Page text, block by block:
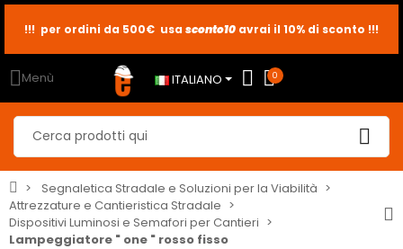
sconto2
sconto5
sconto10
Menù ITALIANO 0
Segnaletica Stradale e Soluzioni per la Viabilità
Attrezzature e Cantieristica Stradale
Dispositivi Luminosi e Semafori per Cantieri
Lampeggiatore " one " rosso fisso